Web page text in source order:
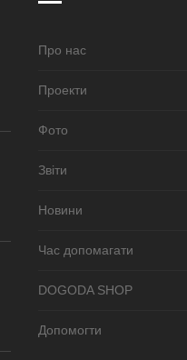
Про нас
Проекти
Фото
Звіти
Новини
Час допомагати
DOGODA SHOP
Допомогти